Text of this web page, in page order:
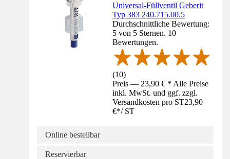
Universal-Füllventil Geberit
Typ 383 240.715.00.5
Durchschnittliche Bewertung:
5 von 5 Sternen. 10
Bewertungen.
(10)
Preis — 23,90 € * Alle Preise
inkl. MwSt. und ggf. zzgl.
Versandkosten pro ST23,90
€*/ ST
Online bestellbar
Reservierbar